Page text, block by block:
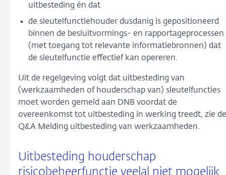
uitbesteding én dat
de sleutelfunctiehouder dusdanig is gepositioneerd
binnen de besluitvormings- en rapportageprocessen
(met toegang tot relevante informatiebronnen) dat
de sleutelfunctie effectief kan opereren.
Uit de regelgeving volgt dat uitbesteding van
(werkzaamheden of houderschap van) sleutelfuncties
moet worden gemeld aan DNB voordat de
overeenkomst tot uitbesteding in werking treedt, zie de
Q&A Melding uitbesteding van werkzaamheden.
Uitbesteding houderschap
risicobeheerfunctie veelal niet mogelijk